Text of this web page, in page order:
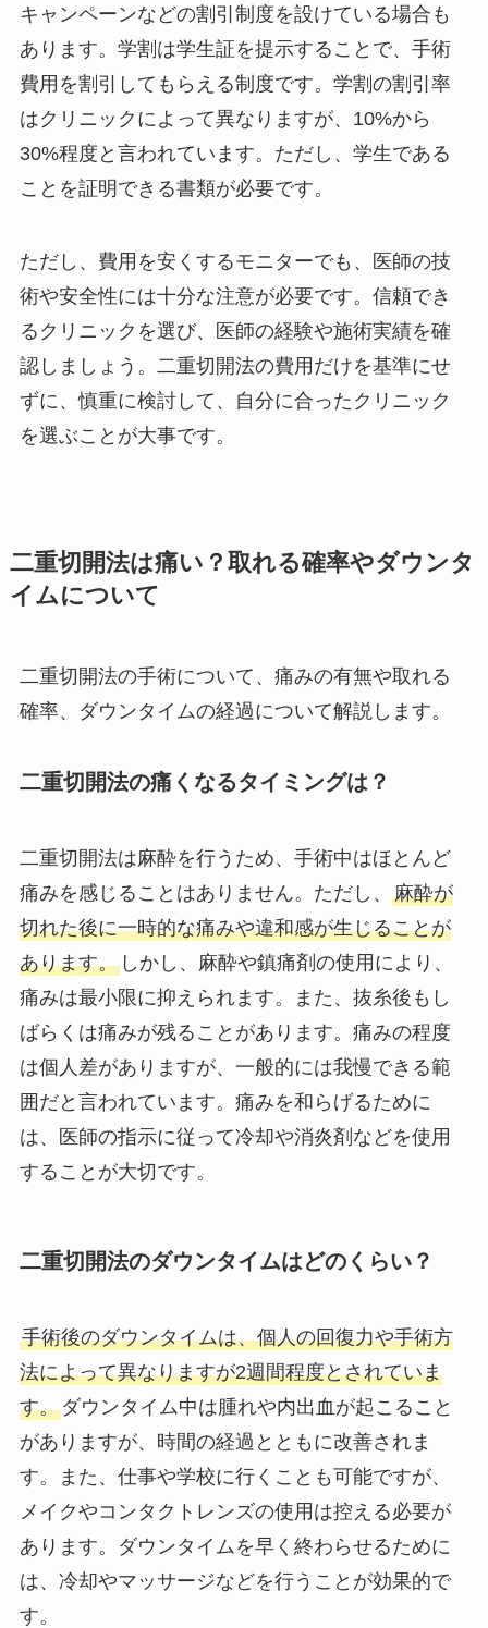
キャンペーンなどの割引制度を設けている場合も
あります。学割は学生証を提示することで、手術
費用を割引してもらえる制度です。学割の割引率
はクリニックによって異なりますが、10%から
30%程度と言われています。ただし、学生である
ことを証明できる書類が必要です。
ただし、費用を安くするモニターでも、医師の技
術や安全性には十分な注意が必要です。信頼でき
るクリニックを選び、医師の経験や施術実績を確
認しましょう。二重切開法の費用だけを基準にせ
ずに、慎重に検討して、自分に合ったクリニック
を選ぶことが大事です。
二重切開法は痛い？取れる確率やダウンタ
イムについて
二重切開法の手術について、痛みの有無や取れる
確率、ダウンタイムの経過について解説します。
二重切開法の痛くなるタイミングは？
二重切開法は麻酔を行うため、手術中はほとんど
痛みを感じることはありません。ただし、 麻酔が
切れた後に一時的な痛みや違和感が生じることが
あります。しかし、麻酔や鎮痛剤の使用により、
痛みは最小限に抑えられます。また、抜糸後もし
ばらくは痛みが残ることがあります。痛みの程度
は個人差がありますが、一般的には我慢できる範
囲だと言われています。痛みを和らげるために
は、医師の指示に従って冷却や消炎剤などを使用
することが大切です。
二重切開法のダウンタイムはどのくらい？
手術後のダウンタイムは、個人の回復力や手術方
法によって異なりますが2週間程度とされていま
す。ダウンタイム中は腫れや内出血が起こること
がありますが、時間の経過とともに改善されま
す。また、仕事や学校に行くことも可能ですが、
メイクやコンタクトレンズの使用は控える必要が
あります。ダウンタイムを早く終わらせるために
は、冷却やマッサージなどを行うことが効果的で
す。